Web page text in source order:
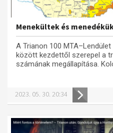
Menekültek és
A Trianon 100
között kezdettől szerepel a
számának megállapítása.
2023. 05. 30. 20:34